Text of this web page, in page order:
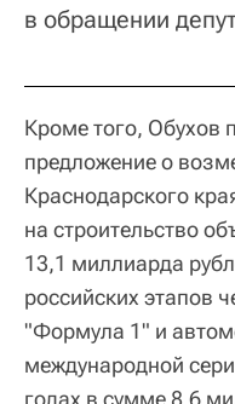
в обращении
Кроме того, Обухов
предложение о
Краснодарского
на строительство
13,1 миллиарда
российских этапов
"Формула 1" и
международной
годах в сумме 8,6